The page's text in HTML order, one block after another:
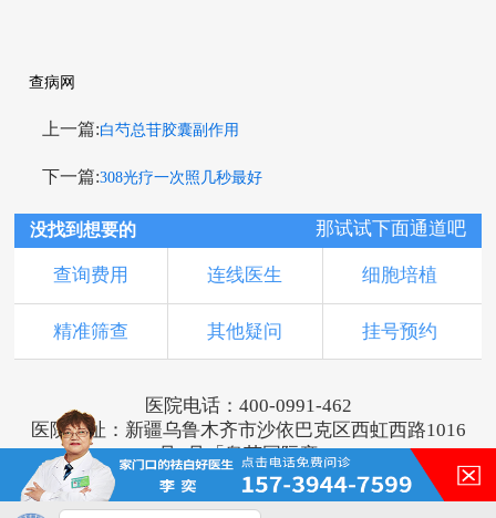
查病网
上一篇:白芍总苷胶囊副作用
下一篇:308光疗一次照几秒最好
没找到想要的 那试试下面通道吧
查询费用 连线医生 细胞培植
精准筛查 其他疑问 挂号预约
医院电话：400-0991-462
医院地址：新疆乌鲁木齐市沙依巴克区西虹西路1016
号1号「奥莱国际旁」
版权所有：乌鲁木齐新军都皮肤病医院
新ICP备16001749号-2